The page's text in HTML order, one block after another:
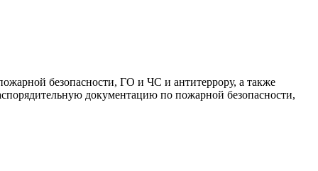
безопасности, ГО и ЧС и антитеррору, а также
документацию по пожарной безопасности,